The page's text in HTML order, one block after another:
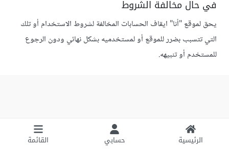
الرئيسية حسابي القائمة
في حال مخالفة الشروط
يحق لموقع "أنا" ايقاف الحسابات المخالفة لشروط الاستخدام أو تلك
التي تتسبب بضرر للموقع أو لمستخدميه بشكل نهائي ودون الرجوع
للمستخدم أو تنبيهه.